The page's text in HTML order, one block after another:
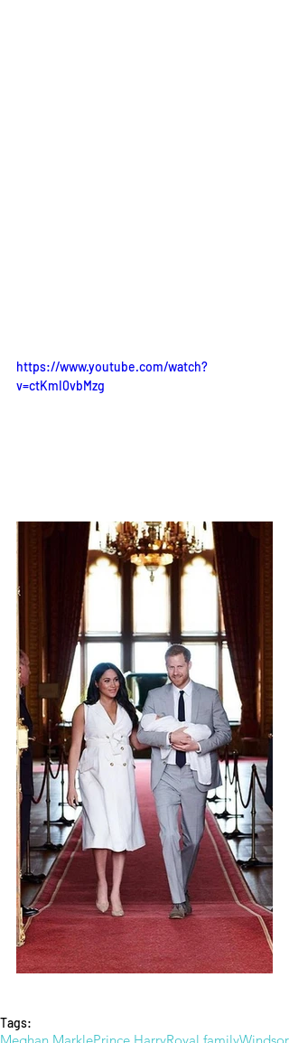
https://www.youtube.com/watch?
v=ctKmI0vbMzg
Tags: